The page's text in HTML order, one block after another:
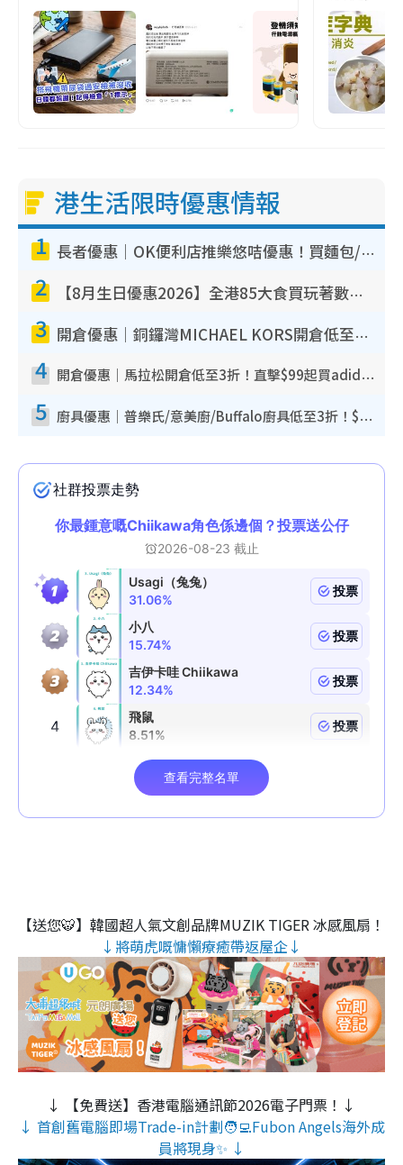
港生活限時優惠情報
1 長者優惠｜OK便利店推樂悠咭優惠！買麵包/牛奶/保健品拍卡即減
2 【8月生日優惠2026】全港85大食買玩著數攻略 自助餐/火鍋放題同行免費＋誠品/DONKI送現金券
3 開倉優惠｜銅鑼灣MICHAEL KORS開倉低至17折！直擊$500起買手袋/銀包/鞋款 必買經典Jet Set系列
4 開倉優惠｜馬拉松開倉低至3折！直擊$99起買adidas／New Balance／Puma鞋款 STANLEY保溫杯劈價至$119起
5 廚具優惠｜普樂氏/意美廚/Buffalo廚具低至3折！$89起買煎鍋／炒鑊／個人鍋 同場小家電激減至$99起
【送您🐯】韓國超人氣文創品牌MUZIK TIGER 冰感風扇！
↓將萌虎嘅慵懶療癒帶返屋企↓
↓ 【免費送】香港電腦通訊節2026電子門票！↓
↓ 首創舊電腦即場Trade-in計劃🧑‍💻Fubon Angels海外成
員將現身✨ ↓